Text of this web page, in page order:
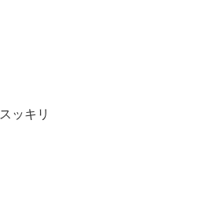
スッキリ